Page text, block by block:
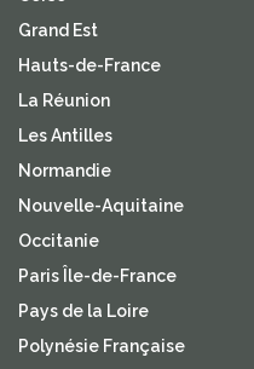
Grand Est
Hauts-de-France
La Réunion
Les Antilles
Normandie
Nouvelle-Aquitaine
Occitanie
Paris Île-de-France
Pays de la Loire
Polynésie Française